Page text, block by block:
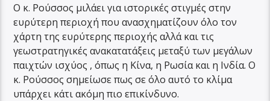
Ο κ. Ρούσσος μιλάει για ιστορικές στιγμές στην
ευρύτερη περιοχή που ανασχηματίζουν όλο τον
χάρτη της ευρύτερης περιοχής αλλά και τις
γεωστρατηγικές ανακατατάξεις μεταξύ των μεγάλων
παιχτών ισχύος , όπως η Κίνα, η Ρωσία και η Ινδία. Ο
κ. Ρούσσος σημείωσε πως σε όλο αυτό το κλίμα
υπάρχει κάτι ακόμη πιο επικίνδυνο.